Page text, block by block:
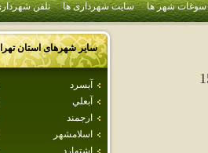
سوغات شهر ها سایت شهرداری ها تلفن
سایر شهرهای استان
آبسرد
آبعلي
ارجمند
اسلامشهر
اشتهارد